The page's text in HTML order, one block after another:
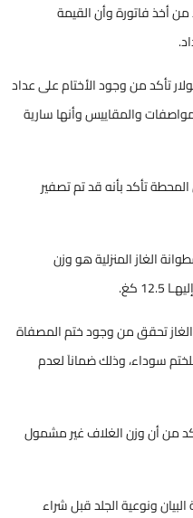
أخذ فاتورة وأن القيمة
تأكد من وجود الأختام على عداد
والمقاييس وأنها سارية
تأكد بأنه قد تم تصفير
الغاز المنزلية هو وزن
كغ.
تحقق من وجود ختم المصفاة
سوداء، وذلك ضماناَ لعدم
من أن وزن الغلاف غير مشمول
ونوعية الجلد قبل شراء